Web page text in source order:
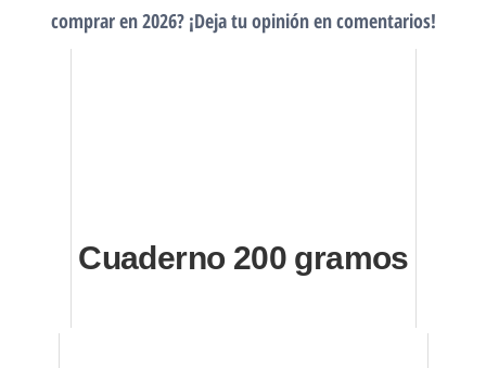
comprar en 2026? ¡Deja tu opinión en comentarios!
Cuaderno 200 gramos